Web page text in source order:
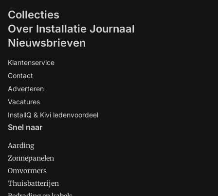
Collecties
Over Installatie Journaal
Nieuwsbrieven
Klantenservice
Contact
Adverteren
Vacatures
InstallQ & Kivi ledenvoordeel
Snel naar
Aarding
Zonnepanelen
Omvormers
Thuisbatterijen